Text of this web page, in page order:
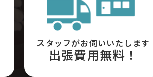
スタッフがお伺いいたします
出張費用無料！